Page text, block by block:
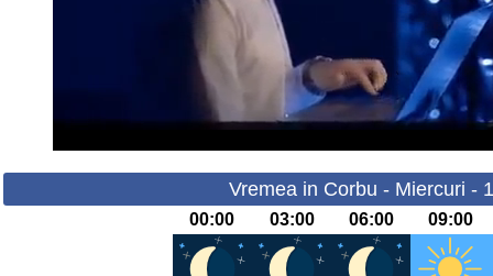
Vremea in Corbu - Miercuri -
00:00 03:00 06:00 09:00